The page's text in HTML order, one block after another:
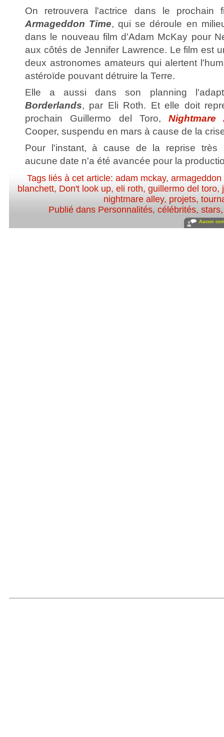
On retrouvera l'actrice dans le prochain
Armageddon Time, qui se déroule en
dans le nouveau film d'Adam McKay pour
aux côtés de Jennifer Lawrence. Le film est
deux astronomes amateurs qui alertent
astéroïde pouvant détruire la Terre.
Elle a aussi dans son planning
Borderlands, par Eli Roth. Et elle doit
prochain Guillermo del Toro,Nightmare
Cooper, suspendu en mars à cause de la
Pour l'instant, à cause de la reprise très
aucune date n'a été avancée pour la
Tags liés à cet article:adam mckay,armageddon
blanchett, Don't look up,eli roth,guillermo del toro,
nightmare alley, projets,
Publié dans Personnalités, célébrités, stars
Aucun